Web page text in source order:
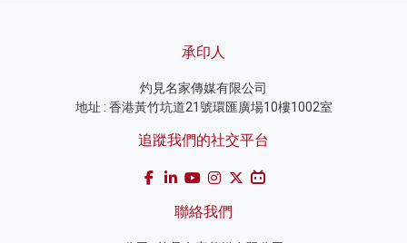
承印人
灼見名家傳媒有限公司
地址 : 香港黃竹坑道21號環匯廣場10樓1002室
追蹤我們的社交平台
聯絡我們